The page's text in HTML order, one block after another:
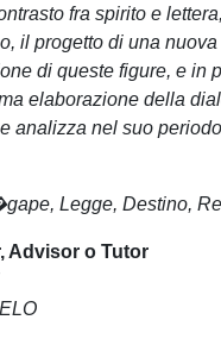
fra spirito e
il progetto di una
di queste figure, e in
elaborazione della
analizza nel suo
Legge, Destino,
Advisor o Tutor